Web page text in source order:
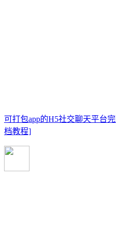
可打包app的H5社交聊天平台
档教程]